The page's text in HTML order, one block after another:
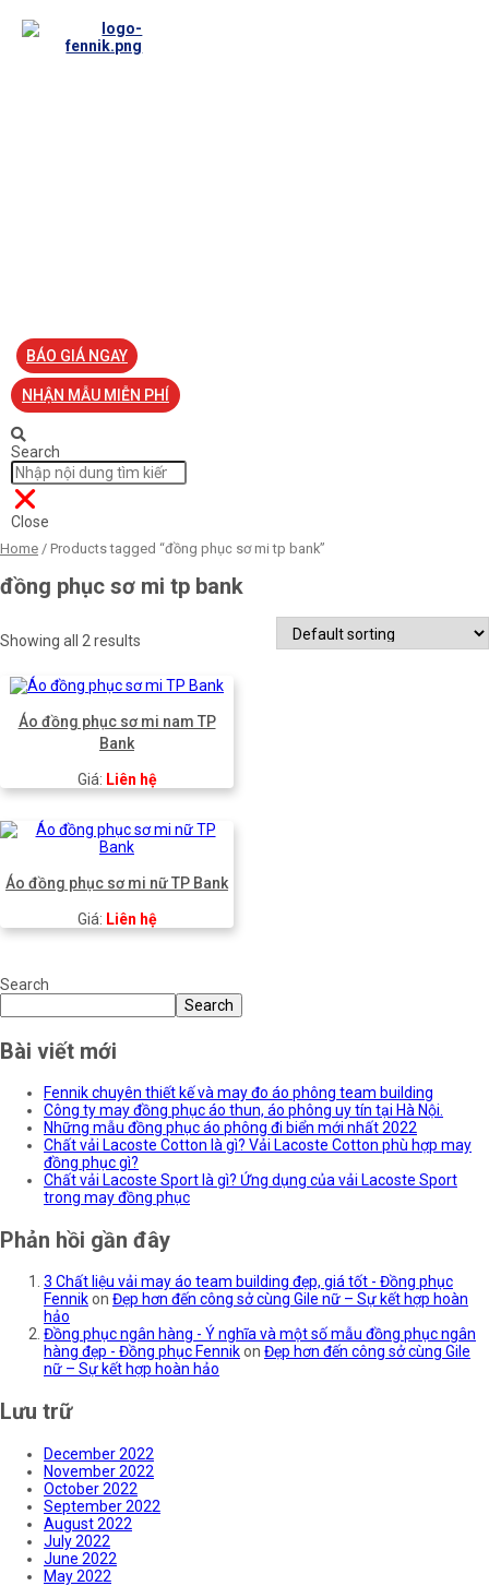
BÁO GIÁ NGAY
NHẬN MẪU MIỄN PHÍ
Search
Close
Home / Products tagged “đồng phục sơ mi tp bank”
đồng phục sơ mi tp bank
Showing all 2 results
Áo đồng phục sơ mi nam TP
Bank
Giá: Liên hệ
Áo đồng phục sơ mi nữ TP Bank
Giá: Liên hệ
Search
Search
Bài viết mới
Fennik chuyên thiết kế và may đo áo phông team building
Công ty may đồng phục áo thun, áo phông uy tín tại Hà Nội.
Những mẫu đồng phục áo phông đi biển mới nhất 2022
Chất vải Lacoste Cotton là gì? Vải Lacoste Cotton phù hợp may
đồng phục gì?
Chất vải Lacoste Sport là gì? Ứng dụng của vải Lacoste Sport
trong may đồng phục
Phản hồi gần đây
3 Chất liệu vải may áo team building đẹp, giá tốt - Đồng phục
Fennikon Đẹp hơn đến công sở cùng Gile nữ – Sự kết hợp hoàn
hảo
Đồng phục ngân hàng - Ý nghĩa và một số mẫu đồng phục ngân
hàng đẹp - Đồng phục Fennikon Đẹp hơn đến công sở cùng Gile
nữ – Sự kết hợp hoàn hảo
Lưu trữ
December 2022
November 2022
October 2022
September 2022
August 2022
July 2022
June 2022
May 2022